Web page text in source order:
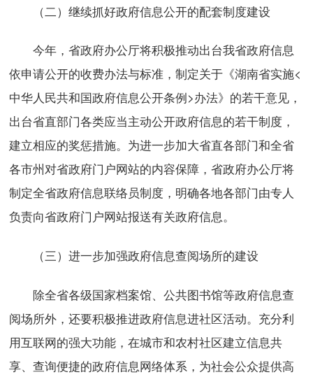
（二）继续抓好政府信息公开的配套制度建设
今年，省政府办公厅将积极推动出台我省政府信息
依申请公开的收费办法与标准，制定关于《湖南省实施<
中华人民共和国政府信息公开条例>办法》的若干意见，
出台省直部门各类应当主动公开政府信息的若干制度，
建立相应的奖惩措施。为进一步加大省直各部门和全省
各市州对省政府门户网站的内容保障，省政府办公厅将
制定全省政府信息联络员制度，明确各地各部门由专人
负责向省政府门户网站报送有关政府信息。
（三）进一步加强政府信息查阅场所的建设
除全省各级国家档案馆、公共图书馆等政府信息查
阅场所外，还要积极推进政府信息进社区活动。充分利
用互联网的强大功能，在城市和农村社区建立信息共
享、查询便捷的政府信息网络体系，为社会公众提供高